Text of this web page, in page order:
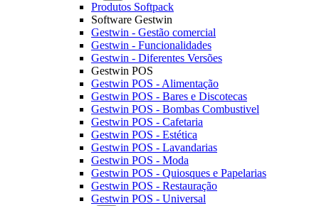
Produtos Softpack
Software Gestwin
Gestwin - Gestão comercial
Gestwin - Funcionalidades
Gestwin - Diferentes Versões
Gestwin POS
Gestwin POS - Alimentação
Gestwin POS - Bares e Discotecas
Gestwin POS - Bombas Combustivel
Gestwin POS - Cafetaria
Gestwin POS - Estética
Gestwin POS - Lavandarias
Gestwin POS - Moda
Gestwin POS - Quiosques e Papelarias
Gestwin POS - Restauração
Gestwin POS - Universal